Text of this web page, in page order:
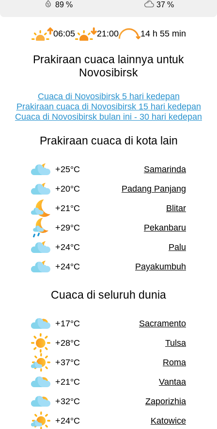
89 %
37 %
06:05 21:00 14 h 55 min
Prakiraan cuaca lainnya untuk
Novosibirsk
Cuaca di Novosibirsk 5 hari kedepan
Prakiraan cuaca di Novosibirsk 15 hari kedepan
Cuaca di Novosibirsk bulan ini - 30 hari kedepan
Prakiraan cuaca di kota lain
+25°C
Samarinda
+20°C
Padang Panjang
+21°C
Blitar
+29°C
Pekanbaru
+24°C
Palu
+24°C
Payakumbuh
Cuaca di seluruh dunia
+17°C
Sacramento
+28°C
Tulsa
+37°C
Roma
+21°C
Vantaa
+32°C
Zaporizhia
+24°C
Katowice